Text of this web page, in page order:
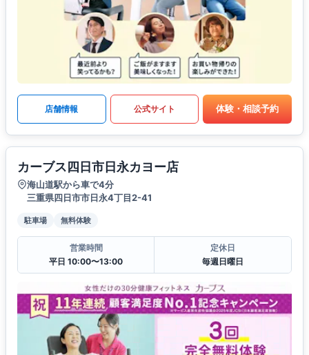
店舗情報 公式サイト 体験・相談予約
カーブス四日市日永カヨー店
海山道駅から車で4分
三重県四日市市日永4丁目2-41
駐車場 無料体験
営業時間
平日 10:00〜13:00
定休日
毎週日曜日